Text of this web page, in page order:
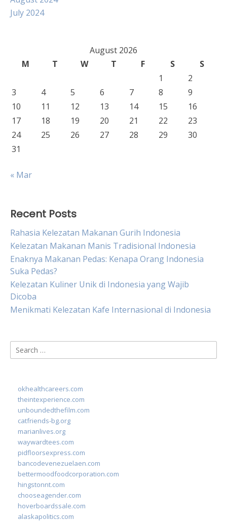
July 2024
August 2026
M
T W T F S
S
1
2
3
4 5 6 7 8
9
10
11 12 13 14 15
16
17
18 19 20 21 22
23
24
25 26 27 28 29
30
31
« Mar
Recent Posts
Rahasia Kelezatan Makanan Gurih Indonesia
Kelezatan Makanan Manis Tradisional Indonesia
Enaknya Makanan Pedas: Kenapa Orang Indonesia
Suka Pedas?
Kelezatan Kuliner Unik di Indonesia yang Wajib
Dicoba
Menikmati Kelezatan Kafe Internasional di Indonesia
Search
for:
okhealthcareers.com
theintexperience.com
unboundedthefilm.com
catfriends-bg.org
marianlives.org
waywardtees.com
pidfloorsexpress.com
bancodevenezuelaen.com
bettermoodfoodcorporation.com
hingstonnt.com
chooseagender.com
hoverboardssale.com
alaskapolitics.com